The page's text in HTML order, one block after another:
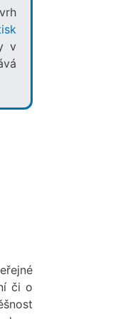
v
či o